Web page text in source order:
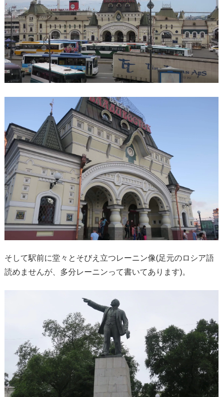
そして駅前に堂々とそびえ立つレーニン像(足元のロシア語
読めませんが、多分レーニンって書いてあります)。